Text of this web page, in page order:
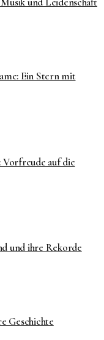
Ein Stern mit
Vorfreude auf die
und ihre Rekorde
Geschichte